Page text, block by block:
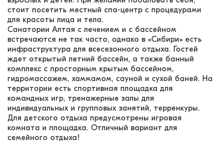
стоит посетить местный спа-центр с процедурами
для красоты лица и тела.
Санатории Алтая с лечением и с бассейном
встречаются не так часто, однако в «Сибири» есть
инфраструктура для всесезонного отдыха. Гостей
ждет открытый летний бассейн, а также банный
комплекс с просторным крытым бассейном,
гидромассажем, хаммамом, сауной и сухой баней. На
территории есть спортивная площадка для
командных игр, тренажерные залы для
индивидуальных и групповых занятий, терренкуры.
Для детского отдыха предусмотрены игровая
комната и площадка. Отличный вариант для
семейного отдыха!